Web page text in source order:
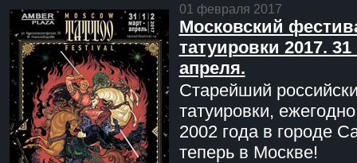
01 февраля 2017
Московский
татуировки 2017. 31
апреля.
Старейший
татуировки,
2002 года в городе
теперь в Москве!